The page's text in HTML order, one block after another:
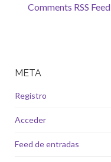
Comments RSS Feed
META
Registro
Acceder
Feed de entradas